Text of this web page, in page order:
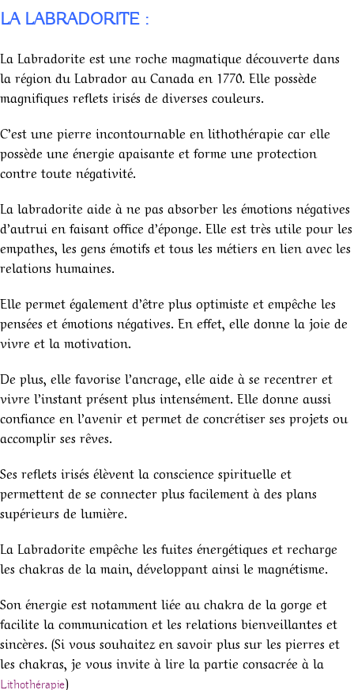
LA LABRADORITE :
La Labradorite est une roche magmatique découverte dans
la région du Labrador au Canada en 1770. Elle possède
magnifiques reflets irisés de diverses couleurs.
C’est une pierre incontournable en lithothérapie car elle
possède une énergie apaisante et forme une protection
contre toute négativité.
La labradorite aide à ne pas absorber les émotions négatives
d’autrui en faisant office d’éponge. Elle est très utile pour les
empathes, les gens émotifs et tous les métiers en lien avec les
relations humaines.
Elle permet également d’être plus optimiste et empêche les
pensées et émotions négatives. En effet, elle donne la joie de
vivre et la motivation.
De plus, elle favorise l’ancrage, elle aide à se recentrer et
vivre l’instant présent plus intensément. Elle donne aussi
confiance en l’avenir et permet de concrétiser ses projets ou
accomplir ses rêves.
Ses reflets irisés élèvent la conscience spirituelle et
permettent de se connecter plus facilement à des plans
supérieurs de lumière.
La Labradorite empêche les fuites énergétiques et recharge
les chakras de la main, développant ainsi le magnétisme.
Son énergie est notamment liée au chakra de la gorge et
facilite la communication et les relations bienveillantes et
sincères. (Si vous souhaitez en savoir plus sur les pierres et
les chakras, je vous invite à lire la partie consacrée à la
Lithothérapie)